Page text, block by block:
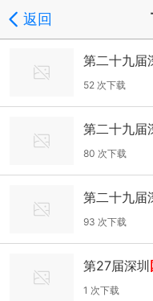
返回
第二十九届
52 次下载
第二十九届
80 次下载
第二十九届
93 次下载
第27届深圳
1 次下载